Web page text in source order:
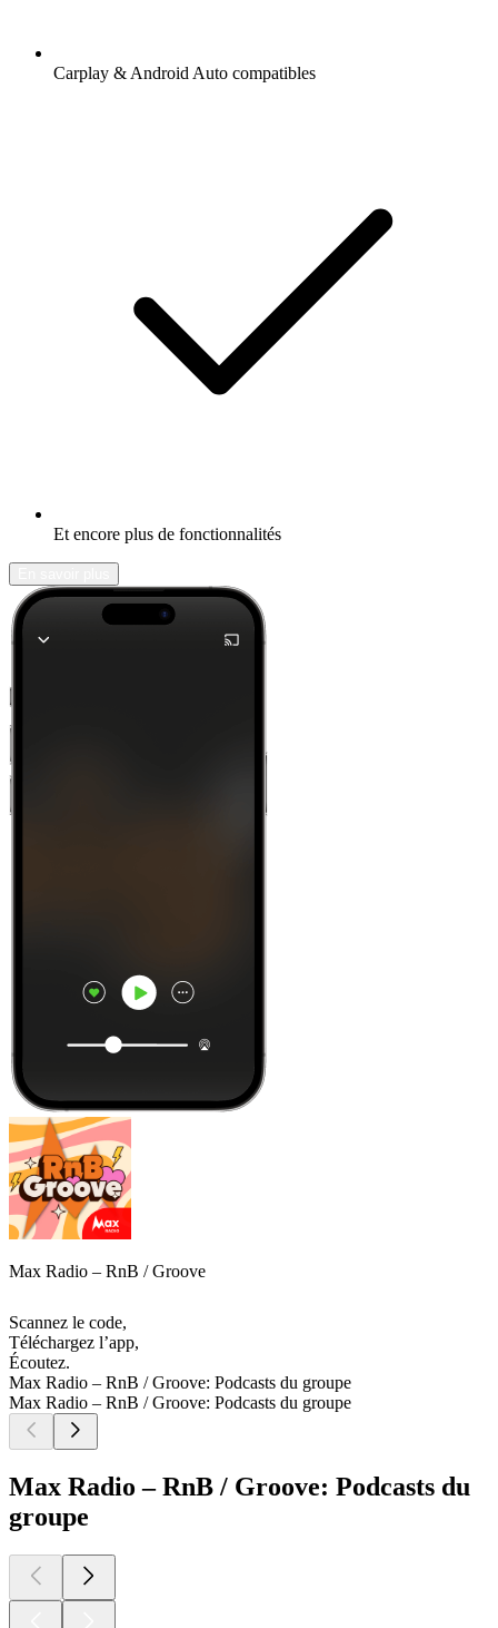
Carplay & Android Auto compatibles
Et encore plus de fonctionnalités
Max Radio – RnB / Groove
Scannez le code,
Téléchargez l’app,
Écoutez.
Max Radio – RnB / Groove: Podcasts du groupe
Max Radio – RnB / Groove: Podcasts du groupe
Max Radio – RnB / Groove: Podcasts du
groupe